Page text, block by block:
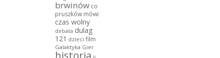
brwinów co
pruszków mówi
czas wolny
debata dulag
121 dzieci film
Galaktyka Gier
historia